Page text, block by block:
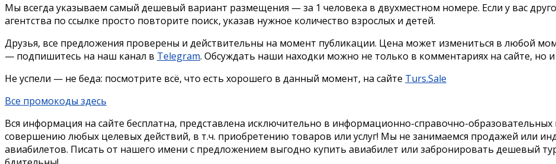
Мы всегда указываем самый дешевый вариант размещения — за 1 человека в двухместном номере. Если у вас
агентства по ссылке просто повторите поиск, указав нужное количество взрослых и детей.
Друзья, все предложения проверены и действительны на момент публикации. Цена может измениться в любой
— подпишитесь на наш канал в Telegram. Обсуждать наши находки можно не только в комментариях на сайте, но
Не успели — не беда: посмотрите всё, что есть хорошего в данный момент, на сайте Turs.Sale
Все промокоды здесь
Вся информация на сайте бесплатна, представлена исключительно в информационно-справочно-
совершению любых целевых действий, в т.ч. приобретению товаров или услуг! Мы не занимаемся продажей или
авиабилетов. Писать от нашего имени с предложением выгодно купить авиабилет или забронировать дешевый